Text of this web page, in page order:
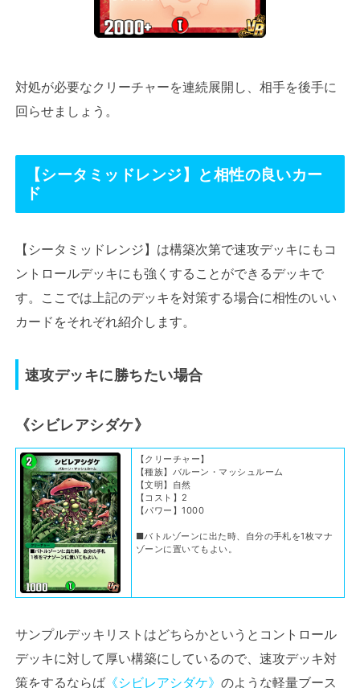
対処が必要なクリーチャーを連続展開し、相手を後手に
回らせましょう。
【シータミッドレンジ】
と相性の良いカー
ド
【シータミッドレンジ】は構築次第で速攻デッキにもコ
ントロールデッキにも強くすることができるデッキで
す。ここでは上記のデッキを対策する場合に相性のいい
カードをそれぞれ紹介します。
速攻デッキに勝ちたい場合
《シビレアシダケ》
【クリーチャー】
【種族】バルーン・マッシュルーム
【文明】自然
【コスト】2
【パワー】1000
■バトルゾーンに出た時、自分の手札を1枚マナ
ゾーンに置いてもよい。
サンプルデッキリストはどちらかというとコントロール
デッキに対して厚い構築にしているので、速攻デッキ対
策をするならば 《シビレアシダケ》 のような軽量ブース